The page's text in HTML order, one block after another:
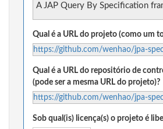
A JAP Query By Specification
Qual é a URL do projeto (como um
https://github.com/wenhao/jpa-spec
Qual é a URL do repositório de
(pode ser a mesma URL do projeto)?
https://github.com/wenhao/jpa-spec
Sob qual(is) licença(s) o projeto é